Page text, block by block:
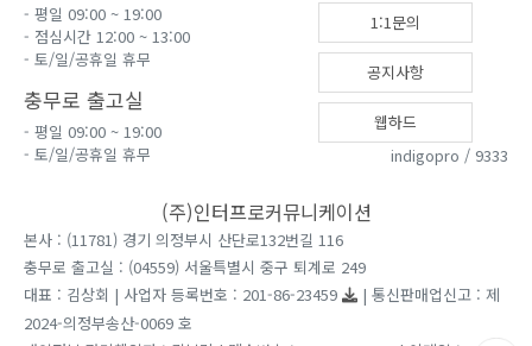
- 평일 09:00 ~ 19:00
- 점심시간 12:00 ~ 13:00
- 토/일/공휴일 휴무
충무로 출고실
- 평일 09:00 ~ 19:00
- 토/일/공휴일 휴무
1:1문의
공지사항
웹하드
indigopro / 9333
(주)인터프로커뮤니케이션
본사 : (11781) 경기 의정부시 산단로132번길 116
충무로 출고실 : (04559) 서울특별시 중구 퇴계로 249
대표 : 김상회 | 사업자 등록번호 : 201-86-23459
| 통신판매업신고 : 제
2024-의정부송산-0069 호